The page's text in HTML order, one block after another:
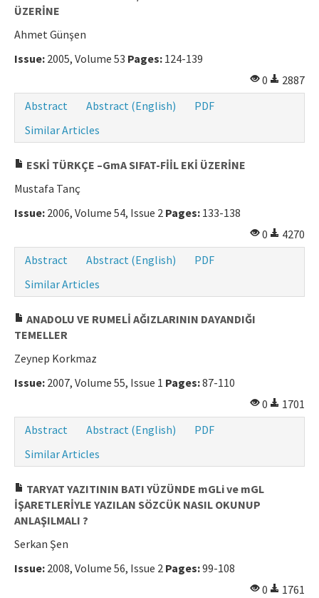
ÜZERİNE
Ahmet Günşen
Issue: 2005, Volume 53 Pages: 124-139
0
2887
Abstract
Abstract (English)
PDF
Similar Articles
ESKİ TÜRKÇE –GmA SIFAT-FİİL EKİ ÜZERİNE
Mustafa Tanç
Issue: 2006, Volume 54, Issue 2 Pages: 133-138
0
4270
Abstract
Abstract (English)
PDF
Similar Articles
ANADOLU VE RUMELİ AĞIZLARININ DAYANDIĞI
TEMELLER
Zeynep Korkmaz
Issue: 2007, Volume 55, Issue 1 Pages:87-110
0
1701
Abstract
Abstract (English)
PDF
Similar Articles
TARYAT YAZITININ BATI YÜZÜNDE mGLi ve mGL
İŞARETLERİYLE YAZILAN SÖZCÜK NASIL OKUNUP
ANLAŞILMALI ?
Serkan Şen
Issue: 2008, Volume 56, Issue 2 Pages:99-108
0
1761